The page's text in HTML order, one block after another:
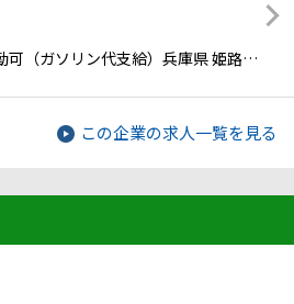
ン代支給）兵庫県 姫路市 飾磨区妻鹿日田町1番6
この企業の求人一覧を見る